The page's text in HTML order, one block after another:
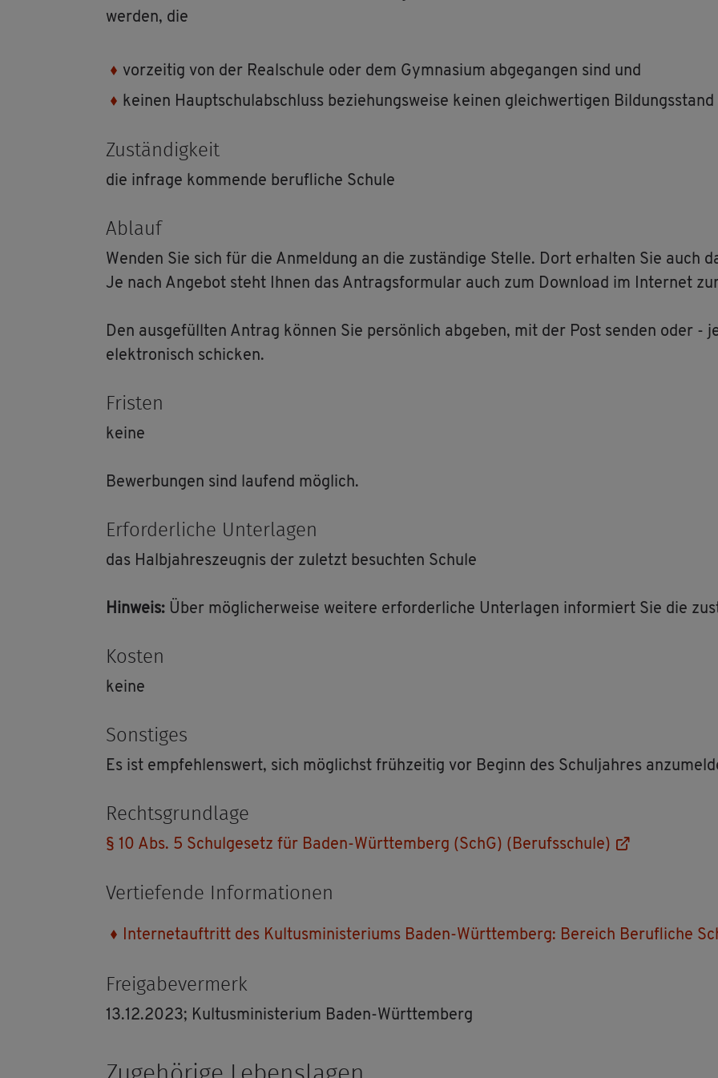
wer­den, die
vor­zei­tig von der Re­al­schu­le oder dem Gym­na­si­um ab­ge­gan­gen sind und
kei­nen Haupt­schul­ab­schluss be­zie­hungs­wei­se kei­nen gleich­wer­ti­gen
Zu­stän­dig­keit
die in­fra­ge kom­men­de be­ruf­li­che Schu­le
Ab­lauf
Wen­den Sie sich für die An­mel­dung an die zu­stän­di­ge Stel­le. Dort er­hal­ten Sie auch
Je nach An­ge­bot steht Ihnen das An­trags­for­mu­lar auch zum Down­load im In­ter­net
Den aus­ge­füll­ten An­trag kön­nen Sie per­sön­lich ab­ge­ben, mit der Post sen­den oder -
elek­tro­nisch schi­cken.
Fris­ten
keine
Be­wer­bun­gen sind lau­fend mög­lich.
Er­for­der­li­che Un­ter­la­gen
das Halb­jah­res­zeug­nis der zu­letzt be­such­ten Schu­le
Hin­weis: Über mög­li­cher­wei­se wei­te­re er­for­der­li­che Un­ter­la­gen in­for­miert Sie die
Kos­ten
keine
Sons­ti­ges
Es ist emp­feh­lens­wert, sich mög­lichst früh­zei­tig vor Be­ginn des Schul­jah­res
Rechts­grund­la­ge
§ 10 Abs. 5 Schul­ge­setz für Baden-Würt­tem­berg (SchG) (Be­rufs­schu­le)
Ver­tie­fen­de In­for­ma­tio­nen
In­ter­net­auf­tritt des Kul­tus­mi­nis­te­ri­ums Baden-Würt­tem­berg: Be­reich Be­ruf­li­che
Frei­ga­be­ver­merk
13.12.2023; Kul­tus­mi­nis­te­ri­um Baden-Würt­tem­berg